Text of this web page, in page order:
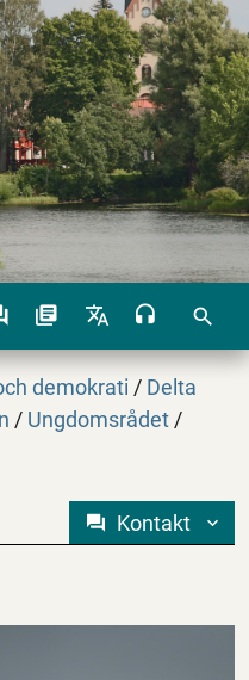
search
demokrati / Delta
/ Ungdomsrådet /
Kontakt